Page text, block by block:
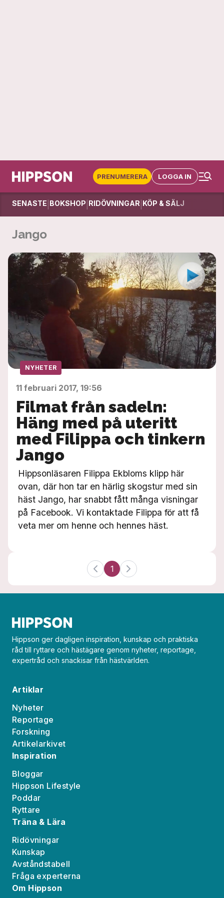
PRENUMERERA LOGGA IN
SENASTE BOKSHOP RIDÖVNINGAR KÖP & SÄLJ
Jango
NYHETER
11 februari 2017, 19:56
Filmat från sadeln:
Häng med på uteritt
med Filippa och tinkern
Jango
Hippsonläsaren Filippa Ekbloms klipp här
ovan, där hon tar en härlig skogstur med sin
häst Jango, har snabbt fått många visningar
på Facebook. Vi kontaktade Filippa för att få
veta mer om henne och hennes häst.
1
Hippson ger dagligen inspiration, kunskap och praktiska
råd till ryttare och hästägare genom nyheter, reportage,
expertråd och snackisar från hästvärlden.
Artiklar
Nyheter
Reportage
Forskning
Artikelarkivet
Inspiration
Bloggar
Hippson Lifestyle
Poddar
Ryttare
Träna & Lära
Ridövningar
Kunskap
Avståndstabell
Fråga experterna
Om Hippson